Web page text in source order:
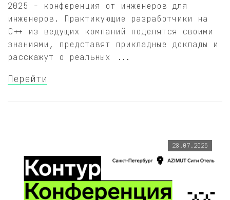
2025 - конференция от инженеров для
инженеров. Практикующие разработчики на
C++ из ведущих компаний поделятся своими
знаниями, представят прикладные доклады и
расскажут о реальных ...
Перейти
28.07.2025